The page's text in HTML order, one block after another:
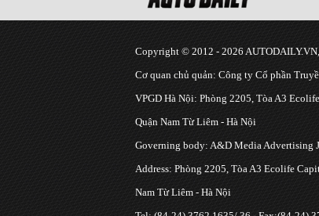
Copyright © 2012 - 2026
Cơ quan chủ quản: Công ty Cổ phần
VPGD Hà Nội: Phòng 2205, Tòa A3
Quận Nam Từ Liêm - Hà Nội
Governing body: A&D Media Advertising
Address: Phòng 2205, Tòa A3 Ecolife
Nam Từ Liêm - Hà Nội